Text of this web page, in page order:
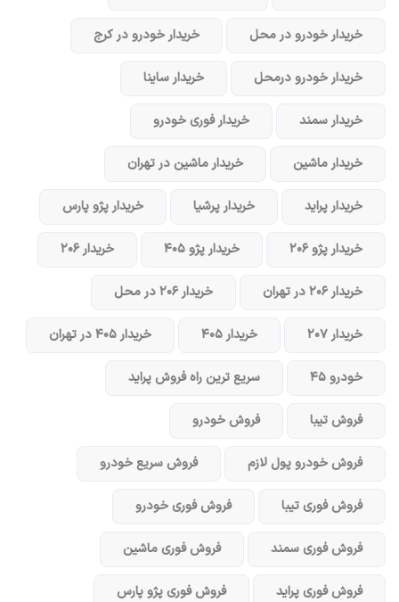
خریدار خودرو در محل خریدار خودرو در کرج
خریدار خودرو در‌محل خریدار ساینا
خریدار سمند خریدار فوری خودرو
خریدار ماشین خریدار ماشین در تهران
خریدار پراید خریدار پرشیا خریدار پژو پارس
خریدار پژو ۲۰۶ خریدار پژو ۴۰۵ خریدار ۲۰۶
خریدار ۲۰۶ در تهران خریدار ۲۰۶ در محل
خریدار ۲۰۷ خریدار ۴۰۵ خریدار ۴۰۵ در تهران
خودرو ۴۵ سریع ترین راه فروش پراید
فروش تیبا فروش خودرو
فروش خودرو پول لازم فروش سریع خودرو
فروش فوری تیبا فروش فوری خودرو
فروش فوری سمند فروش فوری ماشین
فروش فوری پراید فروش فوری پژو پارس